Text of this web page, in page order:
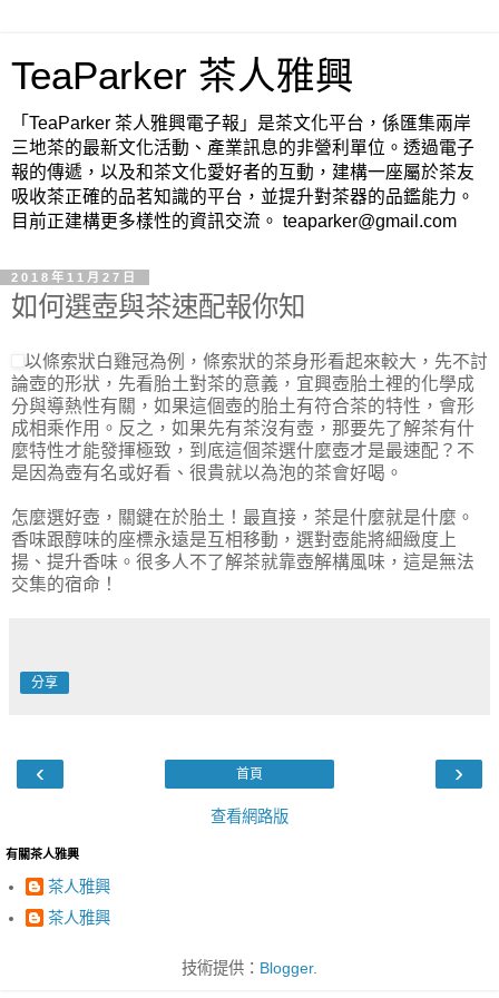
TeaParker 茶人雅興
「TeaParker 茶人雅興電子報」是茶文化平台，係匯集兩岸
三地茶的最新文化活動、產業訊息的非營利單位。透過電子
報的傳遞，以及和茶文化愛好者的互動，建構一座屬於茶友
吸收茶正確的品茗知識的平台，並提升對茶器的品鑑能力。
目前正建構更多樣性的資訊交流。 teaparker@gmail.com
2018年11月27日
如何選壺與茶速配報你知
以條索狀白雞冠為例，條索狀的茶身形看起來較大，先不討
論壺的形狀，先看胎土對茶的意義，宜興壺胎土裡的化學成
分與導熱性有關，如果這個壺的胎土有符合茶的特性，會形
成相乘作用。反之，如果先有茶沒有壺，那要先了解茶有什
麼特性才能發揮極致，到底這個茶選什麼壺才是最速配？不
是因為壺有名或好看、很貴就以為泡的茶會好喝。
怎麼選好壺，關鍵在於胎土！最直接，茶是什麼就是什麼。
香味跟醇味的座標永遠是互相移動，選對壺能將細緻度上
揚、提升香味。很多人不了解茶就靠壺解構風味，這是無法
交集的宿命！
分享
‹ ›
首頁
查看網路版
有關茶人雅興
茶人雅興
茶人雅興
技術提供： Blogger.